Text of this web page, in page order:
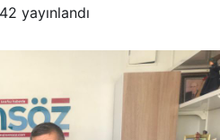
yayınlandı